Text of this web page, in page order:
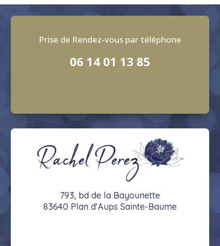
Prise de Rendez-vous par téléphone
06 14 01 13 85
793, bd de la Bayounette
83640 Plan d’Aups Sainte-Baume